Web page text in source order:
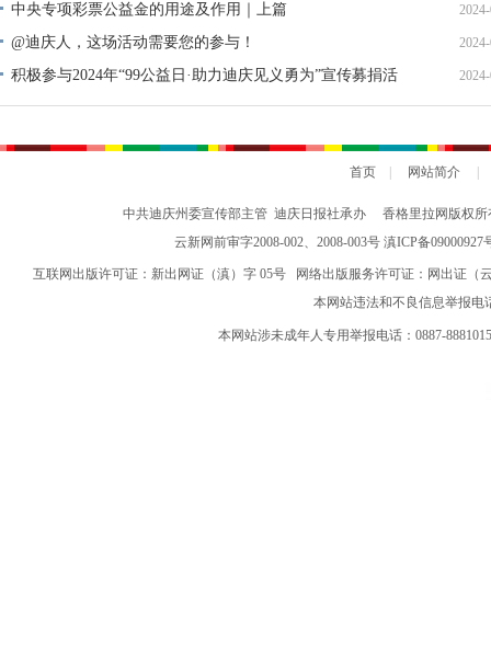
中央专项彩票公益金的用途及作用｜上篇
@迪庆人，这场活动需要您的参与！
积极参与2024年“99公益日·助力迪庆见义勇为”宣传募捐活
动倡议书